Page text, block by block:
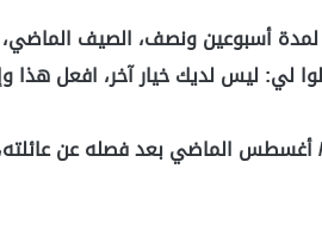
أسبوعين ونصف، الصيف
لي: ليس لديك خيار آخر، افعل هذا
أغسطس الماضي بعد فصله عن